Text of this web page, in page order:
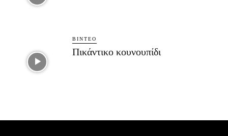
ΒΊΝΤΕΟ
Πικάντικο κουνουπίδι